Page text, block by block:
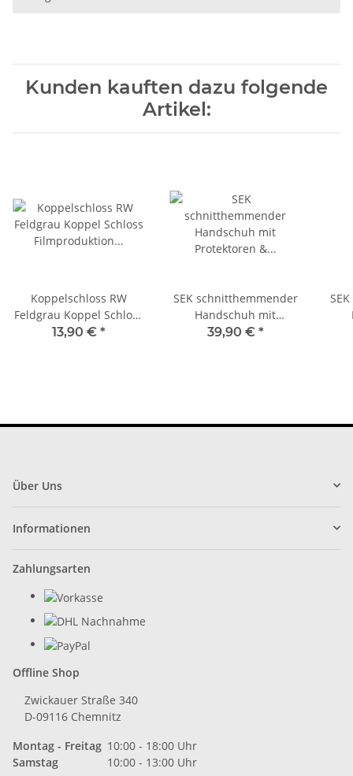
Kunden kauften dazu folgende
Artikel:
Koppelschloss RW
Feldgrau Koppel Schloss
Filmproduktion erster
13,90 € *
SEK schnitthemmender
Handschuh mit
Protektoren & Spektra M
39,90 € *
Über Uns
Informationen
Zahlungsarten
Offline Shop
Zwickauer Straße 340
D-09116 Chemnitz
Montag - Freitag 10:00 - 18:00 Uhr
Samstag
10:00 - 13:00 Uhr